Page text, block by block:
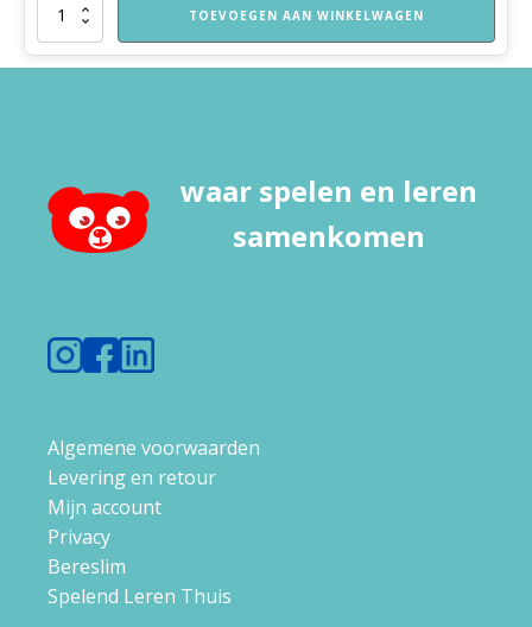
ranja
TOEVOEGEN AAN WINKELWAGEN
waar spelen en leren
samenkomen
Algemene voorwaarden
Levering en retour
Mijn account
Privacy
Bereslim
Spelend Leren Thuis